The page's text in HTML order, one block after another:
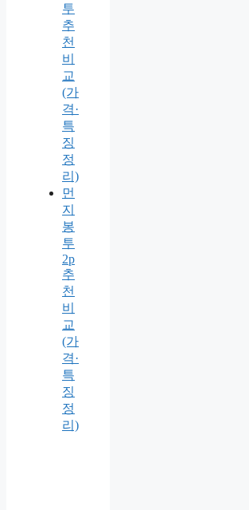
투
추
천
비
교
(가
격·
특
징
정
리)
먼
지
봉
투
2p
추
천
비
교
(가
격·
특
징
정
리)